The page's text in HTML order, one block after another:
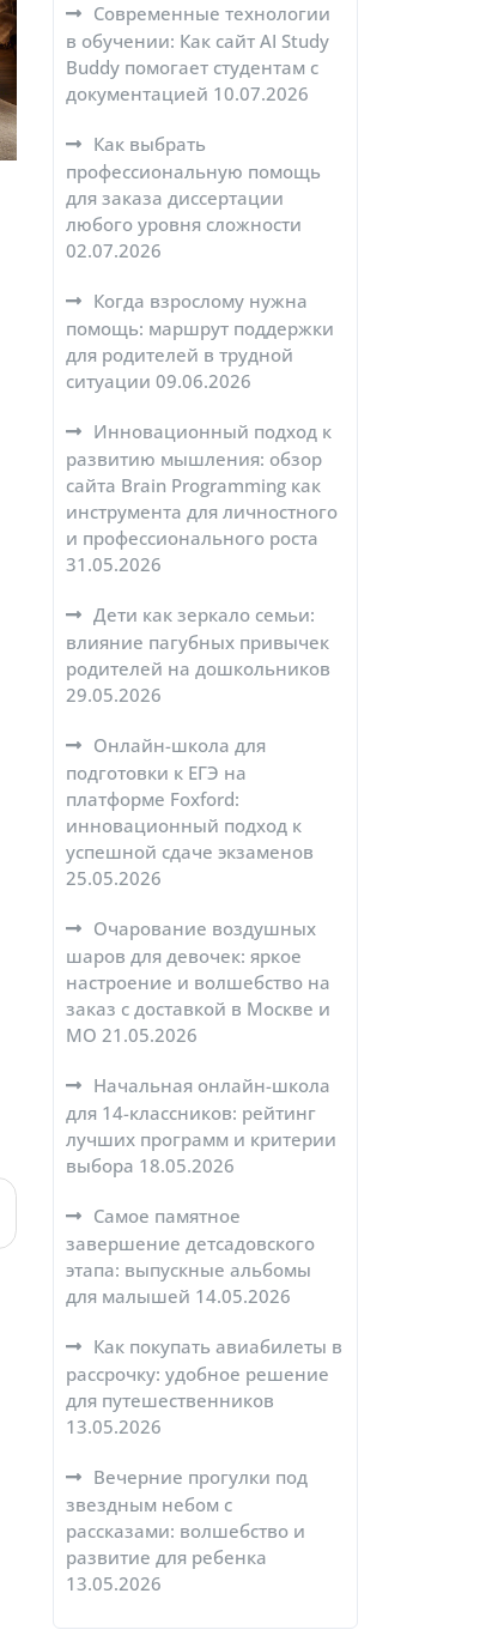
Современные технологии
в обучении: Как сайт AI Study
Buddy помогает студентам с
документацией 10.07.2026
Как выбрать
профессиональную помощь
для заказа диссертации
любого уровня сложности
02.07.2026
Когда взрослому нужна
помощь: маршрут поддержки
для родителей в трудной
ситуации 09.06.2026
Инновационный подход к
развитию мышления: обзор
сайта Brain Programming как
инструмента для личностного
и профессионального роста
31.05.2026
Дети как зеркало семьи:
влияние пагубных привычек
родителей на дошкольников
29.05.2026
Онлайн-школа для
подготовки к ЕГЭ на
платформе Foxford:
инновационный подход к
успешной сдаче экзаменов
25.05.2026
Очарование воздушных
шаров для девочек: яркое
настроение и волшебство на
заказ с доставкой в Москве и
МО 21.05.2026
Начальная онлайн-школа
для 14-классников: рейтинг
лучших программ и критерии
выбора 18.05.2026
Самое памятное
завершение детсадовского
этапа: выпускные альбомы
для малышей 14.05.2026
Как покупать авиабилеты в
рассрочку: удобное решение
для путешественников
13.05.2026
Вечерние прогулки под
звездным небом с
рассказами: волшебство и
развитие для ребенка
13.05.2026